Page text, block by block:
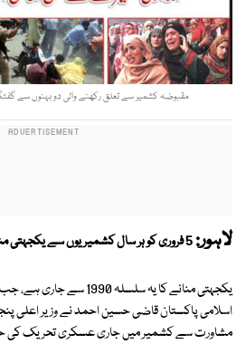
مقبوضہ کشمیر سے تعلق رکھنے والی دو بہنوں سے گفتگو
لاہور:5 فروری کو ہر سال کشمیریوں سے یکجہتی منائی جاتی ہے۔
یکجہتی منانے کا یہ سلسلہ
اسلامی پاکستان قاضی حسین احمد نے وزیر اعلی
مشاورت سے کشمیر میں جاری عسکری تحریک کی